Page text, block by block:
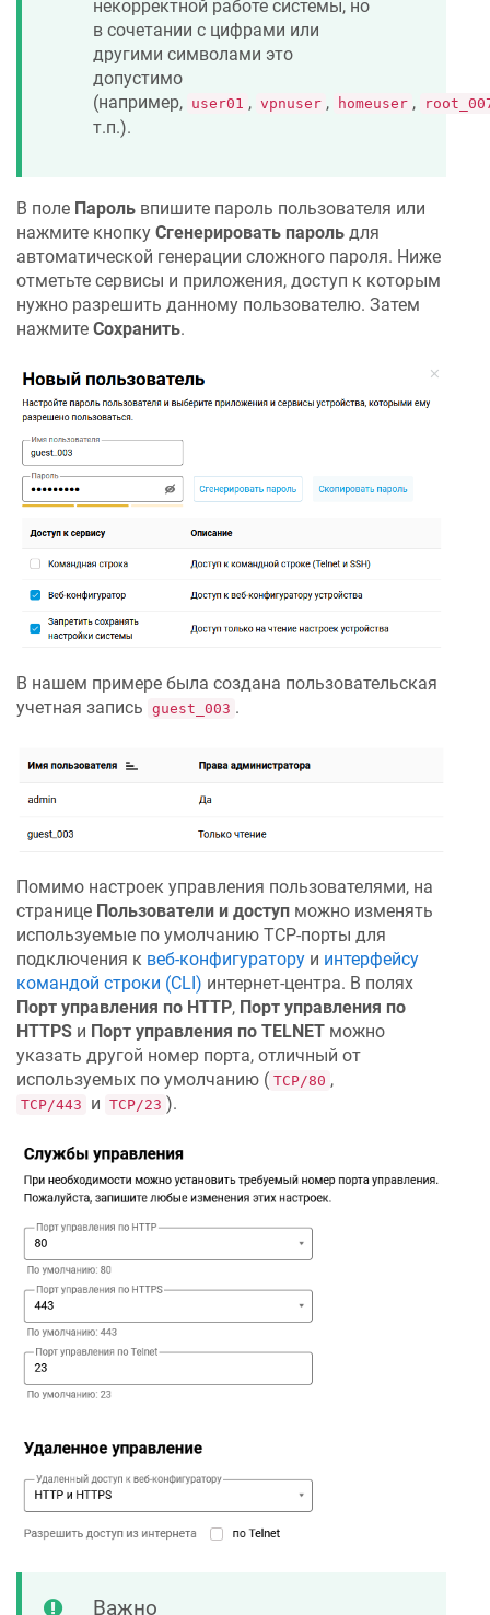
некорректной работе системы, но
в сочетании с цифрами или
другими символами это
допустимо
(например, user01 , vpnuser , homeuser ,
т.п.).
В поле Пароль впишите пароль пользователя или
нажмите кнопку Сгенерировать пароль для
автоматической генерации сложного пароля. Ниже
отметьте сервисы и приложения, доступ к которым
нужно разрешить данному пользователю. Затем
нажмите Сохранить.
В нашем примере была создана пользовательская
учетная запись guest_003 .
Помимо настроек управления пользователями, на
странице Пользователи и доступ можно изменять
используемые по умолчанию TCP-порты для
подключения к веб-конфигуратору и интерфейсу
командой строки (CLI) интернет-центра. В полях
Порт управления по HTTP, Порт управления по
HTTPS и Порт управления по TELNET можно
указать другой номер порта, отличный от
используемых по умолчанию ( TCP/80 ,
TCP/443 и TCP/23 ).
Важно